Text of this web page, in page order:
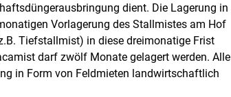
dient. Die Lagerung in
Vorlagerung des Stallmistes am Hof
Tiefstallmist) in diese dreimonatige Frist
darf zwölf Monate gelagert werden. Alle
in Form von Feldmieten landwirtschaftlich